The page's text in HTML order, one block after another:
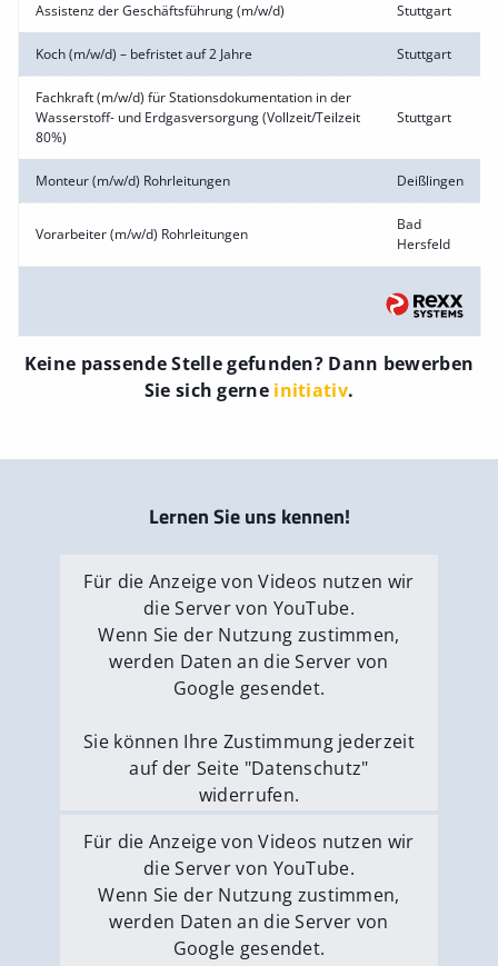
Assistenz der Geschäftsführung (m/w/d) Stuttgart
Koch (m/w/d) – befristet auf 2 Jahre Stuttgart
Fachkraft (m/w/d) für Stationsdokumentation in der
Wasserstoff- und Erdgasversorgung (Vollzeit/Teilzeit
80%)
Stuttgart
Monteur (m/w/d) Rohrleitungen Deißlingen
Vorarbeiter (m/w/d) Rohrleitungen
Bad
Hersfeld
Keine passende Stelle gefunden? Dann bewerben
Sie sich gerne initiativ.
Lernen Sie uns kennen!
Für die Anzeige von Videos nutzen wir
die Server von YouTube.
Wenn Sie der Nutzung zustimmen,
werden Daten an die Server von
Google gesendet.
Sie können Ihre Zustimmung jederzeit
auf der Seite "Datenschutz"
widerrufen.
Externe Medien erlauben
Für die Anzeige von Videos nutzen wir
die Server von YouTube.
Wenn Sie der Nutzung zustimmen,
werden Daten an die Server von
Google gesendet.